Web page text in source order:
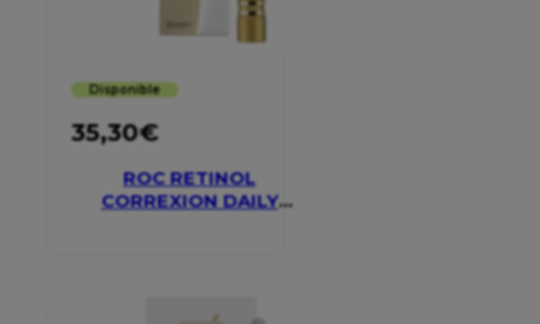
Disponible
35,30€
ROC RETINOL
CORREXION DAILY